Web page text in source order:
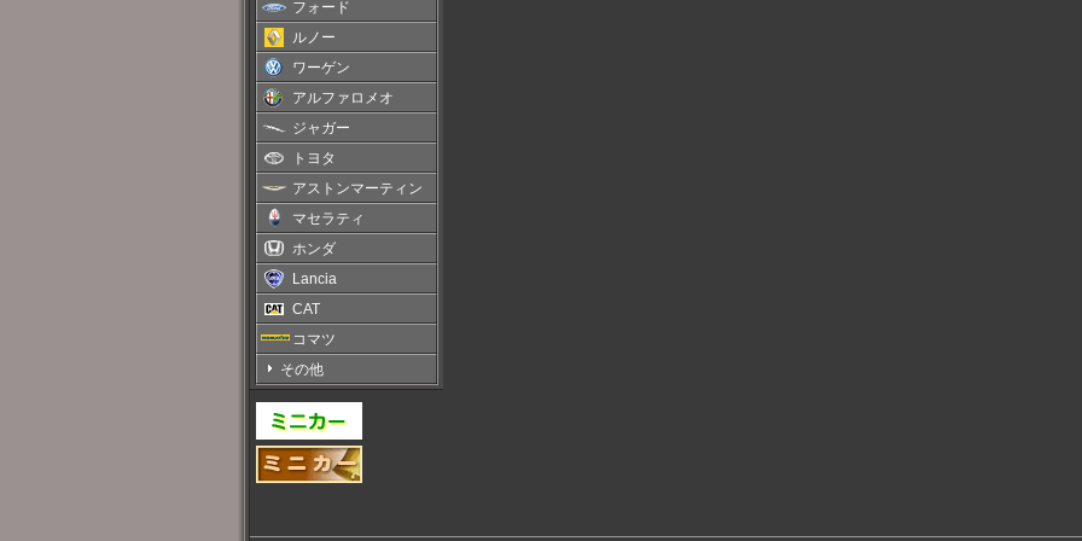
フォード
ルノー
ワーゲン
アルファロメオ
ジャガー
トヨタ
アストンマーティン
マセラティ
ホンダ
Lancia
CAT
コマツ
その他